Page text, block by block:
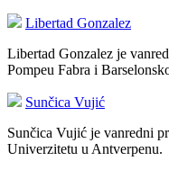
Libertad Gonzalez
Libertad Gonzalez je
Pompeu Fabra i
Sunčica Vujić
Sunčica Vujić je vanredni
Univerzitetu u Antverpenu.